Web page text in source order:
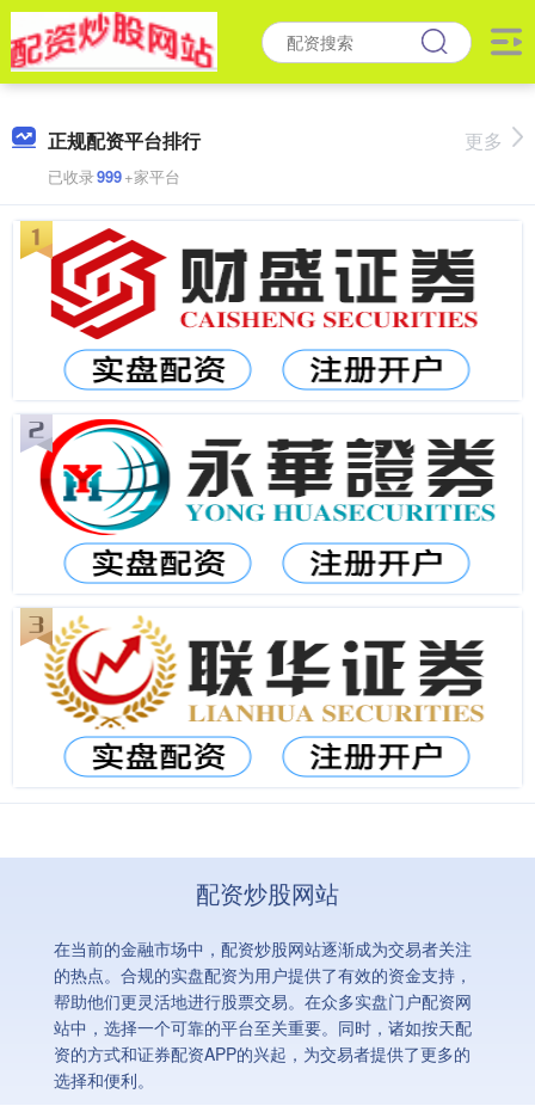
正规配资平台排行
已收录999+家平台
更多
配资炒股网站
在当前的金融市场中，配资炒股网站逐渐成为交易者关注
的热点。合规的实盘配资为用户提供了有效的资金支持，
帮助他们更灵活地进行股票交易。在众多实盘门户配资网
站中，选择一个可靠的平台至关重要。同时，诸如按天配
资的方式和证券配资APP的兴起，为交易者提供了更多的
选择和便利。